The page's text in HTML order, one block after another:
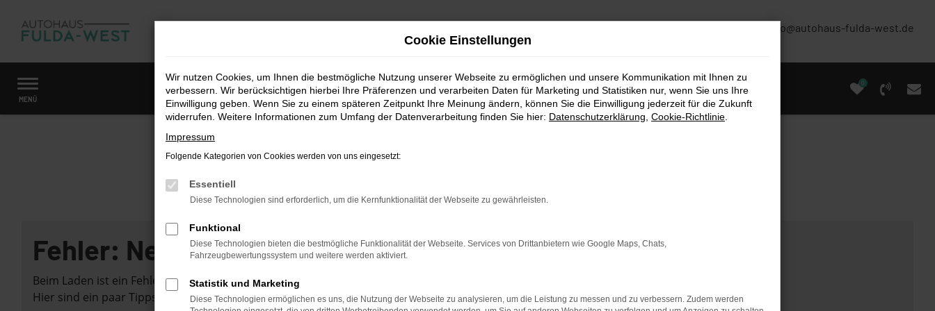
Zum
Hauptinhalt
info@autohaus-fulda-west.de
MENÜ
0
Startseite Fahrzeugmarkt
Fehler: Network Error
Beim Laden ist ein Fehler aufgetreten.
Hier sind ein paar Tipps, die dir helfen können:
Cookie Einstellungen
Wir nutzen Cookies, um Ihnen die bestmögliche Nutzung unserer Webseite zu ermöglichen und unsere Kommunikation mit Ihnen zu
verbessern. Wir berücksichtigen hierbei Ihre Präferenzen und verarbeiten Daten für Marketing und Statistiken nur, wenn Sie uns Ihre
Einwilligung geben. Wenn Sie zu einem späteren Zeitpunkt Ihre Meinung ändern, können Sie die Einwilligung jederzeit für die Zukunft
widerrufen. Weitere Informationen zum Umfang der Datenverarbeitung finden Sie hier: Datenschutzerklärung Cookie-Richtlinie
Impressum
Folgende Kategorien von Cookies werden von uns eingesetzt:
Essentiell
Diese Technologien sind erforderlich, um die Kernfunktionalität der Webseite zu gewährleisten.
Funktional
Diese Technologien bieten die bestmögliche Funktionalität der Webseite. Services von Drittanbietern wie Google Maps, Chats,
Fahrzeugbewertungssystem und weitere werden aktiviert.
Statistik und Marketing
Diese Technologien ermöglichen es uns, die Nutzung der Webseite zu analysieren, um die Leistung zu messen und zu verbessern. Zudem werden